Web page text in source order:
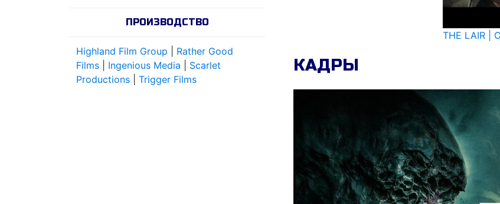
ПРОИЗВОДСТВО
Highland Film Group
Rather Good
Films
Ingenious Media
Scarlet
Productions
Trigger Films
THE LAIR |
КАДРЫ